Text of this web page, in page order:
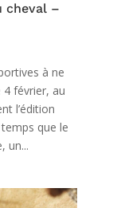
cheval –
à ne
février, au
l’édition
que le
un...